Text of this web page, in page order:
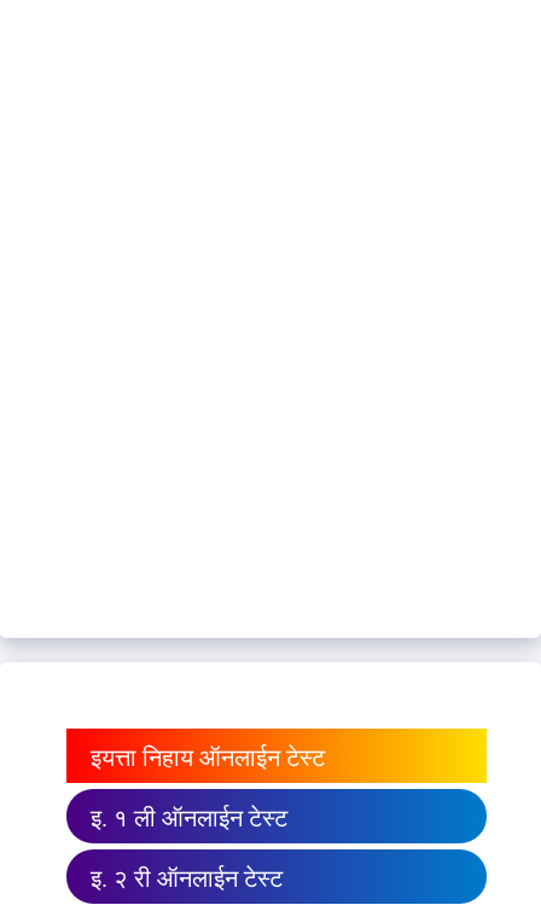
इयत्ता निहाय ऑनलाईन टेस्ट
इ. १ ली ऑनलाईन टेस्ट
इ. २ री ऑनलाईन टेस्ट